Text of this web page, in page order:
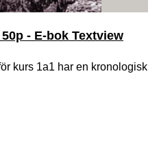
- E-bok Textview
kurs 1a1 har en kronologisk